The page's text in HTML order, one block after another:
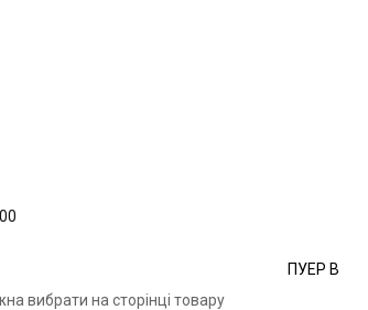
ПУЕР В
вибрати на сторінці товару